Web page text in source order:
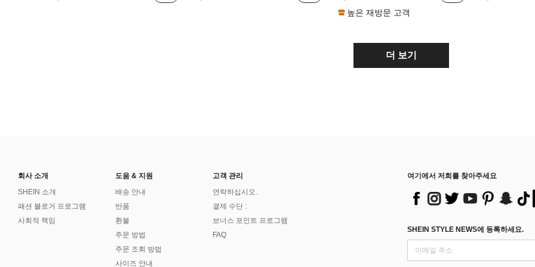
높은 재방문 고객
더 보기
회사 소개
SHEIN 소개
패션 블로거 프로그램
사회적 책임
도움 & 지원
배송 안내
반품
환불
주문 방법
주문 조회 방법
사이즈 안내
고객 관리
연락하십시오.
결제 수단 :
보너스 포인트 프로그램
FAQ
여기에서 저희를 찾아주세요
SHEIN STYLE NEWS에 등록하세요.